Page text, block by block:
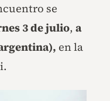
se
3 de julio, a
en la